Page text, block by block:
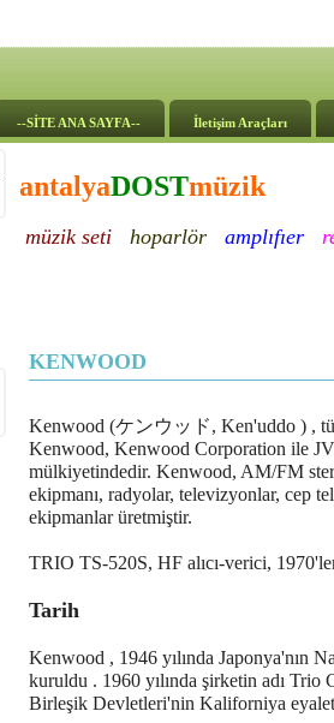
--SİTE ANA SAYFA-- İletişim Araçları
antalyaDOSTmüzik
müzik seti hoparlör amplıfıer
KENWOOD
Kenwood (ケンウッド, Ken'uddo ) ,
Kenwood, Kenwood Corporation ile
mülkiyetindedir. Kenwood, AM/FM
ekipmanı, radyolar, televizyonlar, cep
ekipmanlar üretmiştir.
TRIO TS-520S, HF alıcı-verici,
Tarih
Kenwood , 1946 yılında Japonya'nın
kuruldu . 1960 yılında şirketin adı
Birleşik Devletleri'nin Kaliforniya